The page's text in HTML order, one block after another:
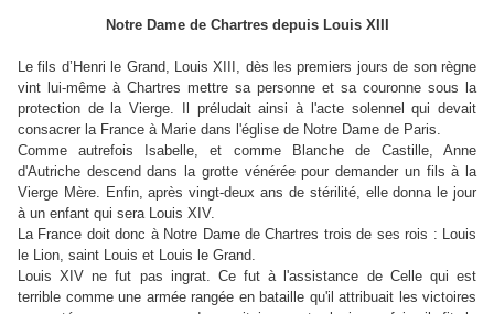
Notre Dame de Chartres depuis Louis XIII
Le fils d’Henri le Grand, Louis XIII, dès les premiers jours de son règne
vint lui-même à Chartres mettre sa personne et sa couronne sous la
protection de la Vierge. Il préludait ainsi à l'acte solennel qui devait
consacrer la France à Marie dans l'église de Notre Dame de Paris.
Comme autrefois Isabelle, et comme Blanche de Castille, Anne
d'Autriche descend dans la grotte vénérée pour demander un fils à la
Vierge Mère. Enfin, après vingt-deux ans de stérilité, elle donna le jour
à un enfant qui sera Louis XIV.
La France doit donc à Notre Dame de Chartres trois de ses rois : Louis
le Lion, saint Louis et Louis le Grand.
Louis XIV ne fut pas ingrat. Ce fut à l'assistance de Celle qui est
terrible comme une armée rangée en bataille qu'il attribuait les victoires